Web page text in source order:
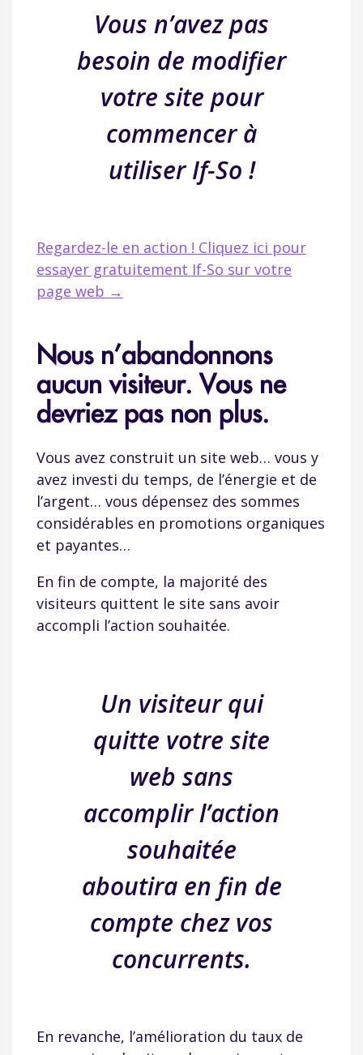
Vous n’avez pas
besoin de modifier
votre site pour
commencer à
utiliser If-So !
Regardez-le en action ! Cliquez ici pour
essayer gratuitement If-So sur votre
page web →
Nous n’abandonnons
aucun visiteur. Vous ne
devriez pas non plus.
Vous avez construit un site web… vous y
avez investi du temps, de l’énergie et de
l’argent… vous dépensez des sommes
considérables en promotions organiques
et payantes…
En fin de compte, la majorité des
visiteurs quittent le site sans avoir
accompli l’action souhaitée.
Un visiteur qui
quitte votre site
web sans
accomplir l’action
souhaitée
aboutira en fin de
compte chez vos
concurrents.
En revanche, l’amélioration du taux de